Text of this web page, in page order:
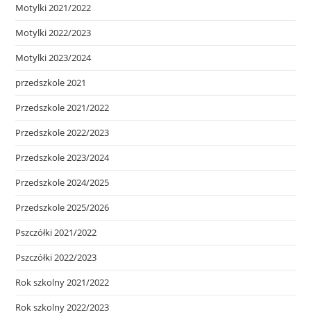
Motylki 2021/2022
Motylki 2022/2023
Motylki 2023/2024
przedszkole 2021
Przedszkole 2021/2022
Przedszkole 2022/2023
Przedszkole 2023/2024
Przedszkole 2024/2025
Przedszkole 2025/2026
Pszczółki 2021/2022
Pszczółki 2022/2023
Rok szkolny 2021/2022
Rok szkolny 2022/2023